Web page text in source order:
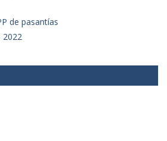
de pasantías
2022